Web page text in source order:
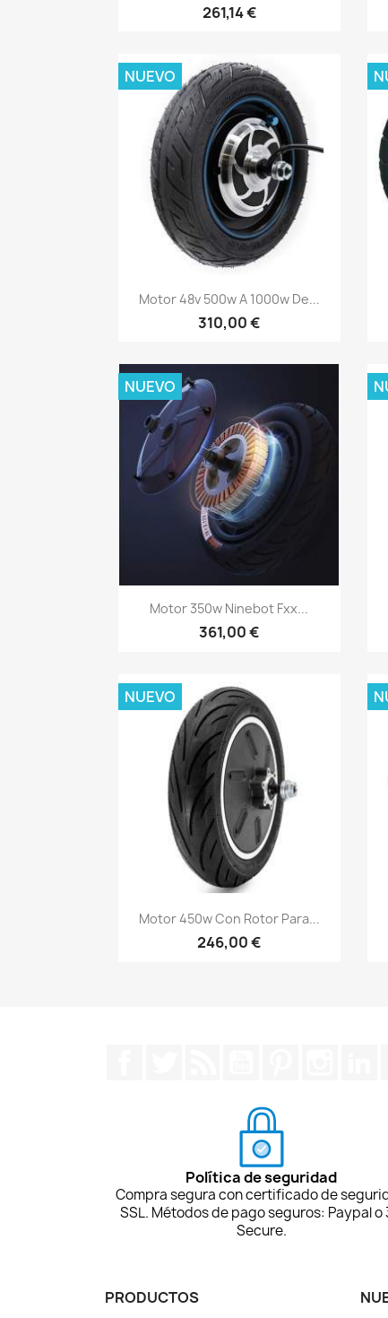
261,14 €
Vista rápida
Motor 48v 500w A 1000w De...
310,00 €
NUEVO
Vista rápida
Motor 350w Ninebot Fxx...
361,00 €
NUEVO
Vista rápida
Motor 450w Con Rotor Para...
246,00 €
NUEVO
Política de seguridad
Compra segura con certificado de
SSL. Métodos de pago seguros: Paypal o
Secure.
PRODUCTOS